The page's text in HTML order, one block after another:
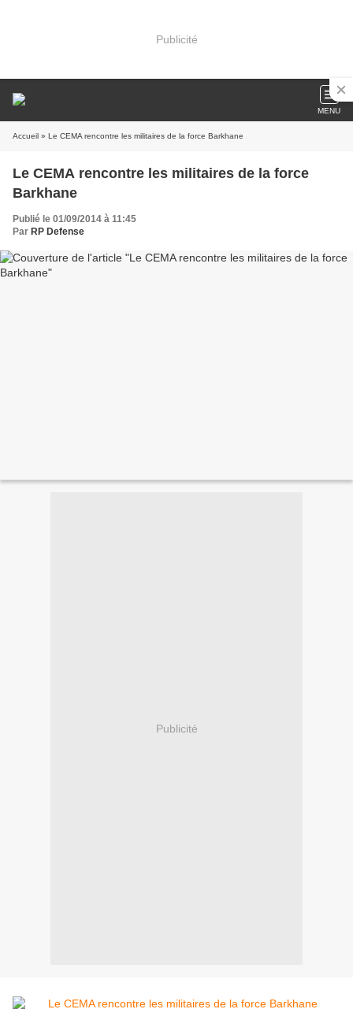
Publicité
MENU
Accueil » Le CEMA rencontre les militaires de la force Barkhane
Le CEMA rencontre les militaires de la force
Barkhane
Publié le 01/09/2014 à 11:45
Par RP Defense
Publicité